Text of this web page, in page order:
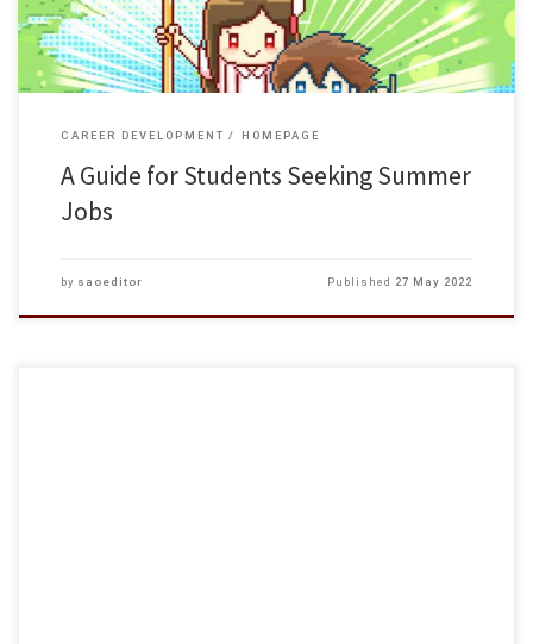
CAREER DEVELOPMENT HOMEPAGE
A Guide for Students Seeking Summer
Jobs
by saoeditor Published 27 May 2022